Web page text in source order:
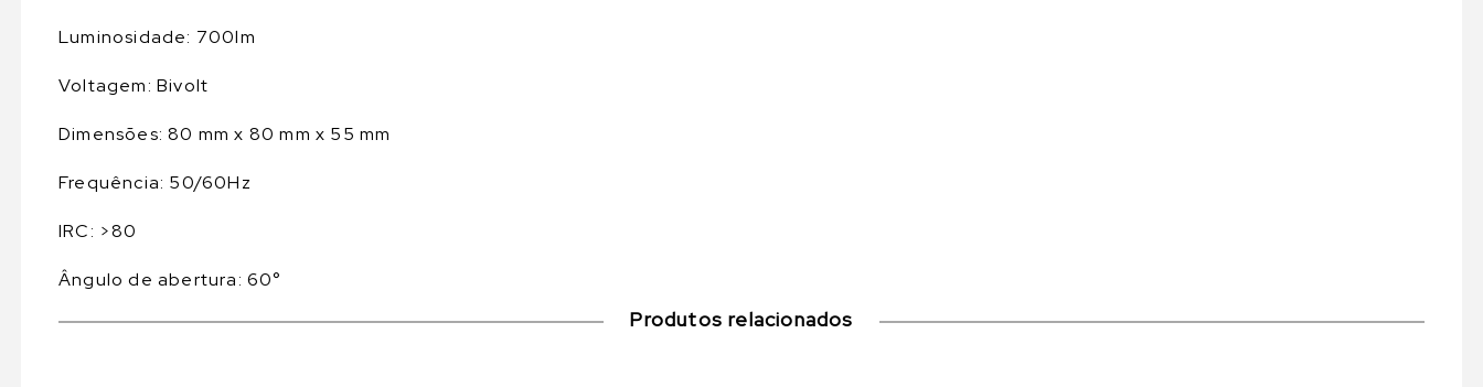
Luminosidade: 700lm
Voltagem: Bivolt
Dimensões: 80 mm x 80 mm x 55 mm
Frequência: 50/60Hz
IRC: >80
Ângulo de abertura: 60°
Produtos relacionados